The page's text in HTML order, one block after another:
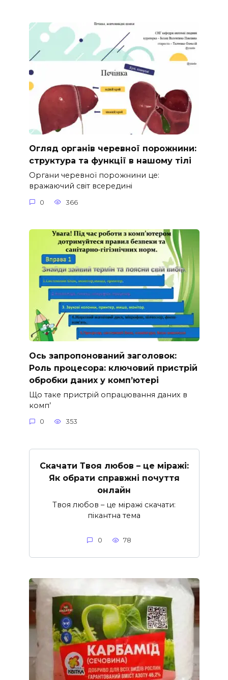
Огляд органів черевної порожнини:
структура та функції в нашому тілі
Органи черевної порожнини це:
вражаючий світ всередині
0 366
Ось запропонований заголовок:
Роль процесора: ключовий пристрій
обробки даних у комп’ютері
Що таке пристрій опрацювання даних в
комп’
0 353
Скачати Твоя любов – це міражі:
Як обрати справжні почуття
онлайн
Твоя любов – це міражі скачати:
пікантна тема
0 78